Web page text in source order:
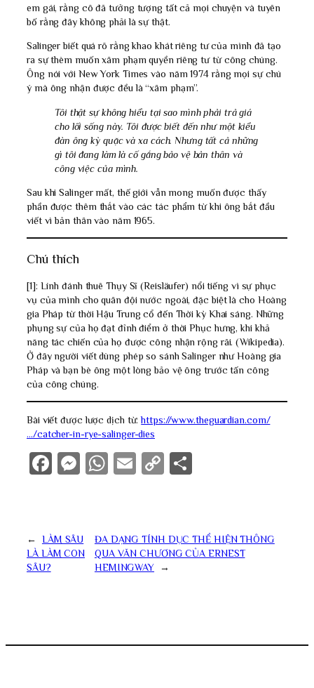
em gái, rằng cô đã tưởng tượng tất cả mọi chuyện và tuyên
bố rằng đây không phải là sự thật.
Salinger biết quá rõ rằng khao khát riêng tư của mình đã tạo
ra sự thèm muốn xâm phạm quyền riêng tư từ công chúng.
Ông nói với New York Times vào năm 1974 rằng mọi sự chú
ý mà ông nhận được đều là “xâm phạm”.
Tôi thật sự không hiểu tại sao mình phải trả giá
cho lối sống này. Tôi được biết đến như một kiểu
đàn ông kỳ quặc và xa cách. Nhưng tất cả những
gì tôi đang làm là cố gắng bảo vệ bản thân và
công việc của mình.
Sau khi Salinger mất, thế giới vẫn mong muốn được thấy
phần được thêm thắt vào các tác phẩm từ khi ông bắt đầu
viết vì bản thân vào năm 1965.
Chú thích
[1]: Lính đánh thuê Thụy Sĩ (Reisläufer) nổi tiếng vì sự phục
vụ của mình cho quân đội nước ngoài, đặc biệt là cho Hoàng
gia Pháp từ thời Hậu Trung cổ đến Thời kỳ Khai sáng. Những
phụng sự của họ đạt đỉnh điểm ở thời Phục hưng, khi khả
năng tác chiến của họ được công nhận rộng rãi. (Wikipedia).
Ở đây người viết dùng phép so sánh Salinger như Hoàng gia
Pháp và bạn bè ông một lòng bảo vệ ông trước tấn công
của công chúng.
Bài viết được lược dịch từ:https://www.theguardian.com/
…/catcher-in-rye-salinger-dies
Facebook
Messenger
WhatsApp
EmailCopy
←
LÀM SÂU
LÀ LÀM CON
SÂU?
ĐA DẠNG TÍNH DỤC THỂ HIỆN THÔNG
QUA VĂN CHƯƠNG CỦA ERNEST
HEMINGWAY
→